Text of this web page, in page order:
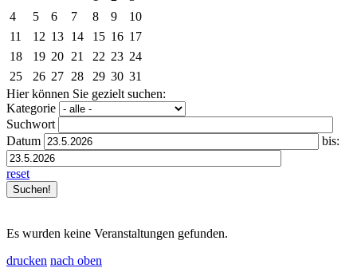
4
5 6 7 8 9
10
11
12 13 14 15 16 17
18
19 20 21 22 23 24
25
26 27 28 29 30 31
Hier können Sie gezielt suchen:
Kategorie
Suchwort
Datum
bis:
reset
Es wurden keine Veranstaltungen gefunden.
drucken nach oben